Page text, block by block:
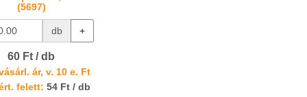
(5697)
db +
60 Ft / db
ár, v. 10 e. Ft
felett: 54 Ft / db